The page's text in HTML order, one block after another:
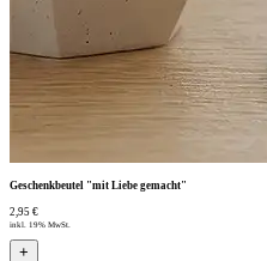
Geschenkbeutel "mit Liebe gemacht"
2,95 €
inkl. 19% MwSt.
+